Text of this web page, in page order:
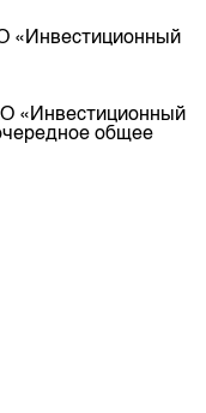
«Инвестиционный
«Инвестиционный
общее